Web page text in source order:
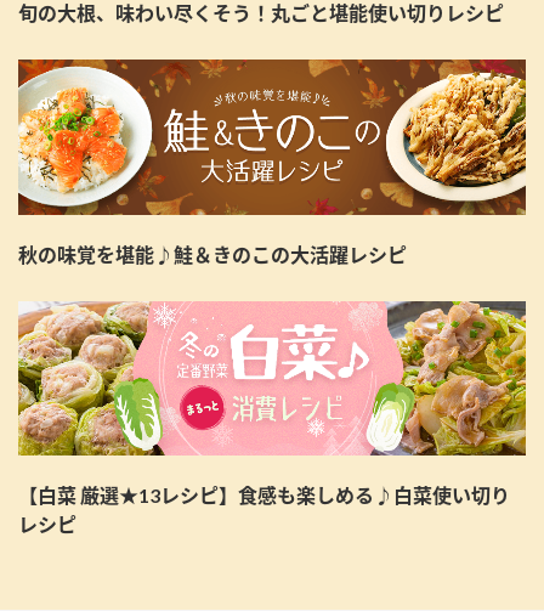
旬の大根、味わい尽くそう！丸ごと堪能使い切りレシピ
秋の味覚を堪能♪鮭＆きのこの大活躍レシピ
【白菜 厳選★13レシピ】食感も楽しめる♪白菜使い切り
レシピ